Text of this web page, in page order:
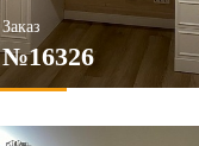
Заказ
№16326